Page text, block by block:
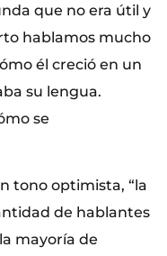
que no era útil y
hablamos mucho
él creció en un
su lengua.
se
tono optimista, “la
de hablantes
mayoría de